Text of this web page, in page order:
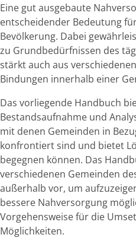
Eine gut ausgebaute
entscheidender Bedeutung
Bevölkerung. Dabei
zu Grundbedürfnissen des
stärkt auch aus
Bindungen innerhalb einer
Das vorliegende Handbuch
Bestandsaufnahme und
mit denen Gemeinden in
konfrontiert sind und bietet
begegnen können. Das
verschiedenen Gemeinden
außerhalb vor, um
bessere Nahversorgung
Vorgehensweise für die
Möglichkeiten.